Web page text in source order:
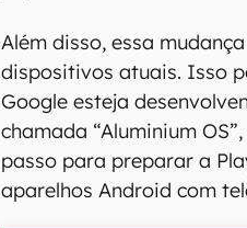
Além disso, essa
dispositivos atuais. Isso
Google esteja
chamada “Aluminium
passo para preparar a
aparelhos Android com